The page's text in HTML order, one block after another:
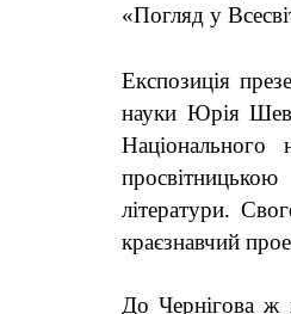
«Погляд у
Експозиція
науки Юрія
літератури.
краєзнавчий
До Чернігова ж